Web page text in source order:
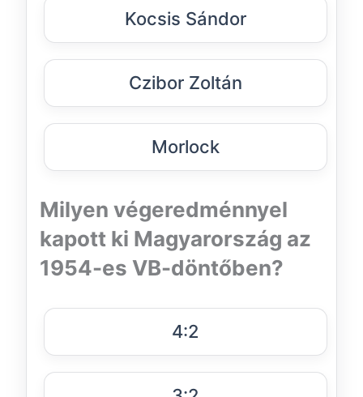
Kocsis Sándor
Czibor Zoltán
Morlock
Milyen végeredménnyel
kapott ki Magyarország az
1954-es VB-döntőben?
4:2